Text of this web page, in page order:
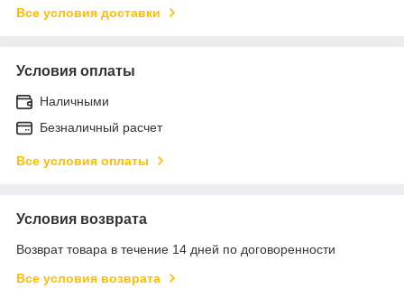
Все условия доставки
Условия оплаты
Наличными
Безналичный расчет
Все условия оплаты
Условия возврата
Возврат товара в течение 14 дней по договоренности
Все условия возврата